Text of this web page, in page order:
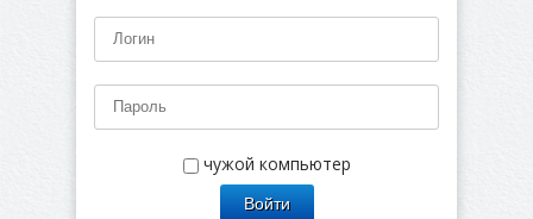
чужой компьютер